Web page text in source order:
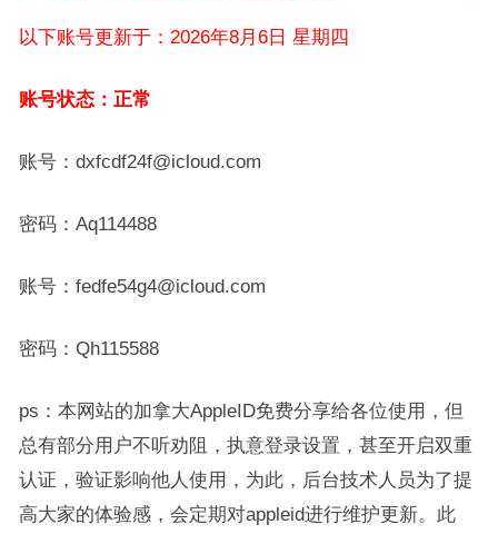
以下账号更新于：2026年8月6日 星期四
账号状态：正常
账号：dxfcdf24f@icloud.com
密码：Aq114488
账号：fedfe54g4@icloud.com
密码：Qh115588
ps：本网站的加拿大AppleID免费分享给各位使用，但
总有部分用户不听劝阻，执意登录设置，甚至开启双重
认证，验证影响他人使用，为此，后台技术人员为了提
高大家的体验感，会定期对appleid进行维护更新。此